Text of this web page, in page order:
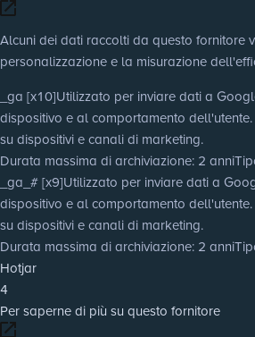
Alcuni dei dati raccolti da questo fornitore
personalizzazione e la misurazione
_ga [x10]Utilizzato per inviare dati a
dispositivo e al comportamento
su dispositivi e canali di marketing.
Durata massima di archiviazione: 2 anni
_ga_# [x9]Utilizzato per inviare dati a
dispositivo e al comportamento
su dispositivi e canali di marketing.
Durata massima di archiviazione: 2 anni
Hotjar
4
Per saperne di più su questo fornitore